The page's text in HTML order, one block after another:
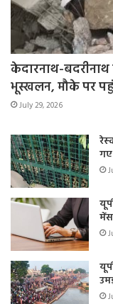
केदारनाथ-
भूस्खलन, मौके पर
July 29, 2026